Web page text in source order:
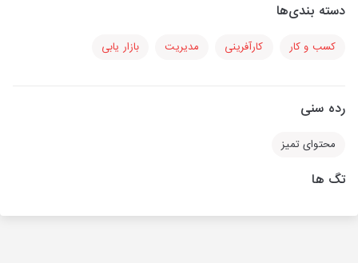
دسته بندی‌ها
کسب و کار کارآفرینی مدیریت بازار یابی
رده سنی
محتوای تمیز
تگ ها